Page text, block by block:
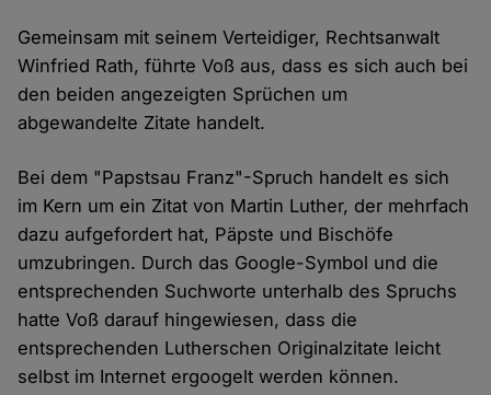
Gemeinsam mit seinem Verteidiger, Rechtsanwalt
Winfried Rath, führte Voß aus, dass es sich auch bei
den beiden angezeigten Sprüchen um
abgewandelte Zitate handelt.
Bei dem "Papstsau Franz"-Spruch handelt es sich
im Kern um ein Zitat von Martin Luther, der mehrfach
dazu aufgefordert hat, Päpste und Bischöfe
umzubringen. Durch das Google-Symbol und die
entsprechenden Suchworte unterhalb des Spruchs
hatte Voß darauf hingewiesen, dass die
entsprechenden Lutherschen Originalzitate leicht
selbst im Internet ergoogelt werden können.